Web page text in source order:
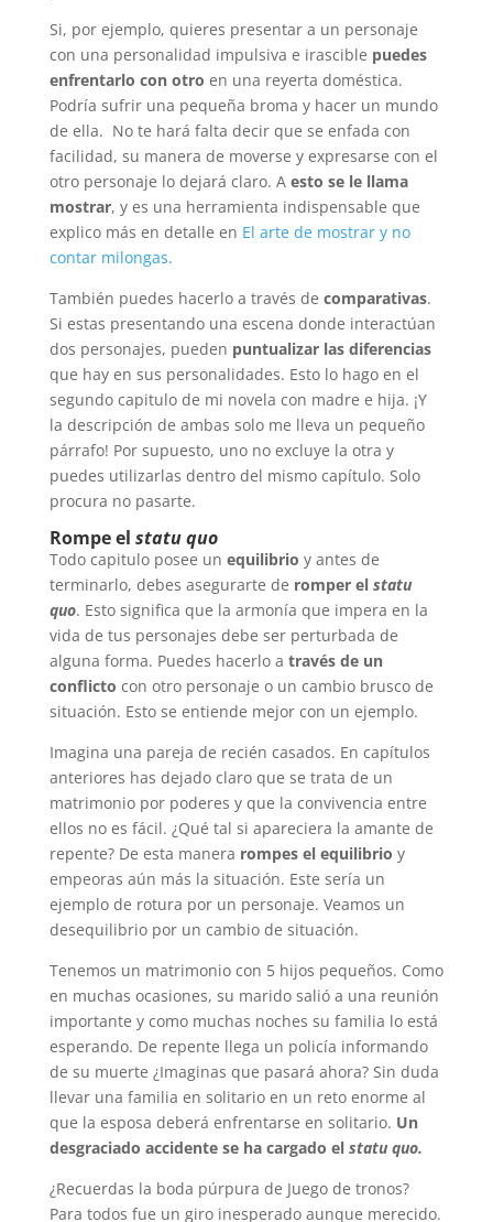
Si, por ejemplo, quieres presentar a un personaje
con una personalidad impulsiva e irascible puedes
enfrentarlo con otro en una reyerta doméstica.
Podría sufrir una pequeña broma y hacer un mundo
de ella. No te hará falta decir que se enfada con
facilidad, su manera de moverse y expresarse con el
otro personaje lo dejará claro. A esto se le llama
mostrar, y es una herramienta indispensable que
explico más en detalle en El arte de mostrar y no
contar milongas.
También puedes hacerlo a través de comparativas.
Si estas presentando una escena donde interactúan
dos personajes, pueden puntualizar las diferencias
que hay en sus personalidades. Esto lo hago en el
segundo capitulo de mi novela con madre e hija. ¡Y
la descripción de ambas solo me lleva un pequeño
párrafo! Por supuesto, uno no excluye la otra y
puedes utilizarlas dentro del mismo capítulo. Solo
procura no pasarte.
Rompe el statu quo
Todo capitulo posee un equilibrio y antes de
terminarlo, debes asegurarte de romper el statu
quo. Esto significa que la armonía que impera en la
vida de tus personajes debe ser perturbada de
alguna forma. Puedes hacerlo a través de un
conflicto con otro personaje o un cambio brusco de
situación. Esto se entiende mejor con un ejemplo.
Imagina una pareja de recién casados. En capítulos
anteriores has dejado claro que se trata de un
matrimonio por poderes y que la convivencia entre
ellos no es fácil. ¿Qué tal si apareciera la amante de
repente? De esta manera rompes el equilibrio y
empeoras aún más la situación. Este sería un
ejemplo de rotura por un personaje. Veamos un
desequilibrio por un cambio de situación.
Tenemos un matrimonio con 5 hijos pequeños. Como
en muchas ocasiones, su marido salió a una reunión
importante y como muchas noches su familia lo está
esperando. De repente llega un policía informando
de su muerte ¿Imaginas que pasará ahora? Sin duda
llevar una familia en solitario en un reto enorme al
que la esposa deberá enfrentarse en solitario. Un
desgraciado accidente se ha cargado el statu quo.
¿Recuerdas la boda púrpura de Juego de tronos?
Para todos fue un giro inesperado aunque merecido.